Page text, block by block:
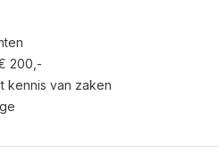
200,-
kennis van zaken